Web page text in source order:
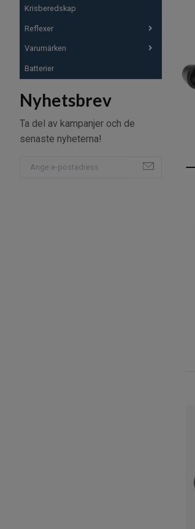
Krisberedskap
Reflexer
Varumärken
Batterier
Nyhetsbrev
Ta del av kampanjer och de
senaste nyheterna!